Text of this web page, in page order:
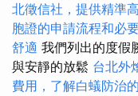
北徵信社，提供精準
胞證的申請流程和必
舒適 我們列出的度假
與安靜的放鬆 台北外
費用，了解白蟻防治